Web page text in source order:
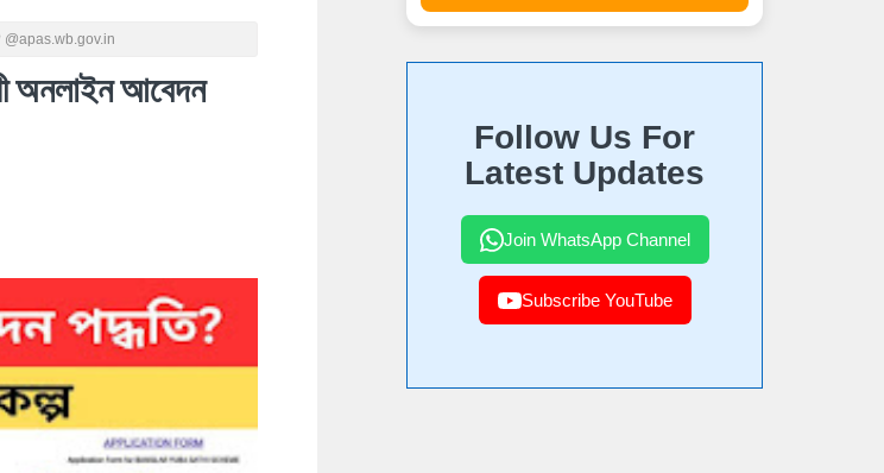
@apas.wb.gov.in
অনলাইন আবেদন
Follow Us For
Latest Updates
Join WhatsApp Channel
Subscribe YouTube